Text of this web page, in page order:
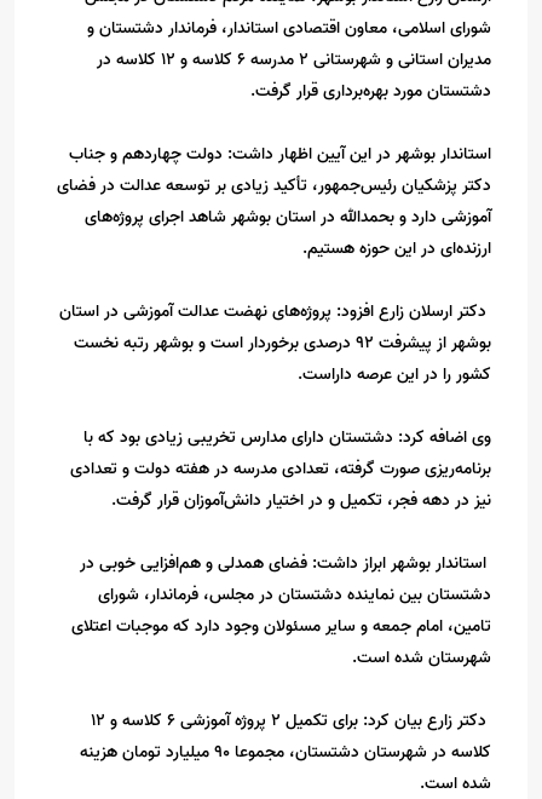
شورای اسلامی، معاون اقتصادی استاندار، فرماندار دشتستان و
مدیران استانی و شهرستانی ۲ مدرسه ۶ کلاسه و ۱۲ کلاسه در
دشتستان مورد بهره‌برداری قرار گرفت.
استاندار بوشهر در این آیین اظهار داشت: دولت چهاردهم و‌ جناب
دکتر پزشکیان رئیس‌جمهور، تأکید زیادی بر توسعه عدالت در فضای
آموزشی دارد و بحمدالله در استان بوشهر شاهد اجرای پروژه‌های
ارزنده‌ای در این حوزه هستیم.
دکتر ارسلان زارع افزود: پروژه‌های نهضت عدالت آموزشی در استان
بوشهر از پیشرفت ۹۲ درصدی برخوردار است و بوشهر رتبه نخست
کشور را در این عرصه داراست.
وی اضافه کرد: دشتستان دارای مدارس تخریبی زیادی بود که با
برنامه‌ریزی صورت گرفته، تعدادی مدرسه در هفته دولت و تعدادی
نیز در دهه فجر، تکمیل و در اختیار دانش‌آموزان قرار گرفت.
استاندار بوشهر ابراز داشت: فضای همدلی و هم‌افزایی خوبی در
دشتستان بین نماینده دشتستان در مجلس، فرماندار، شورای
تامین، امام جمعه و سایر مسئولان وجود دارد که موجبات اعتلای
شهرستان شده است.
دکتر زارع بیان کرد: برای تکمیل ۲ پروژه آموزشی ۶ کلاسه و ۱۲
کلاسه در شهرستان دشتستان، مجموعا ۹۰ میلیارد تومان هزینه
شده است.